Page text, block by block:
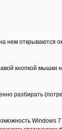
нем открываются
кнопкой мышки
разбирать
Windows